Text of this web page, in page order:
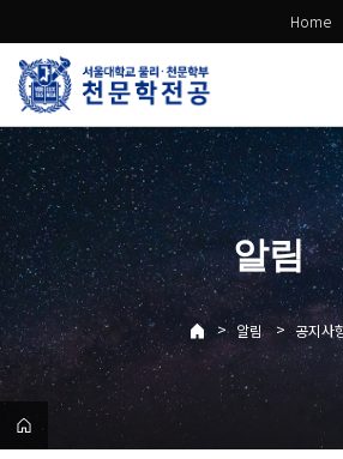
로
메
뉴
Home
알림
> 알림 > 공지사